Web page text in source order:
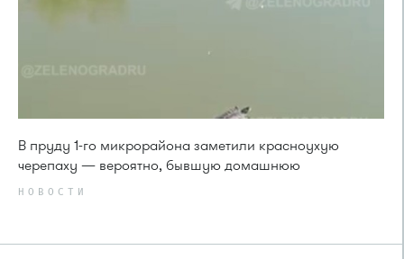
В пруду 1-го микрорайона заметили красноухую
черепаху — вероятно, бывшую домашнюю
НОВОСТИ